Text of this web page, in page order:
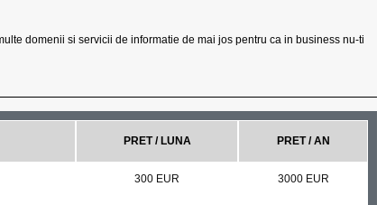
domenii si servicii de informatie de mai jos pentru ca in business nu-ti
PRET / LUNA PRET / AN
300 EUR 3000 EUR